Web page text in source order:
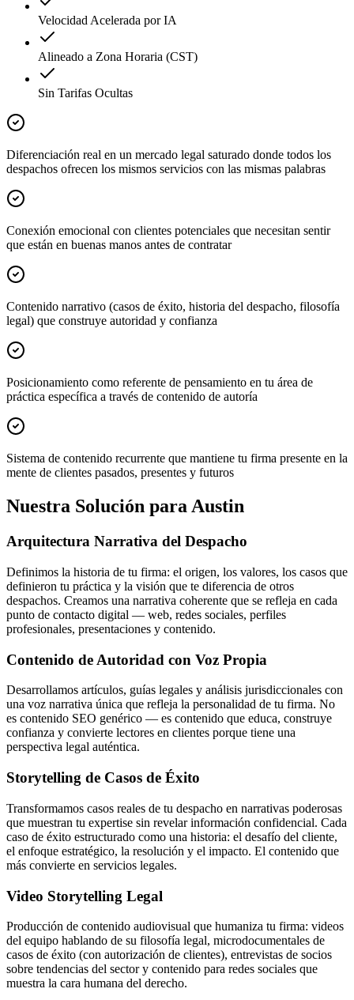
Velocidad Acelerada por IA
Alineado a Zona Horaria (CST)
Sin Tarifas Ocultas
Diferenciación real en un mercado legal saturado donde todos los
despachos ofrecen los mismos servicios con las mismas palabras
Conexión emocional con clientes potenciales que necesitan sentir
que están en buenas manos antes de contratar
Contenido narrativo (casos de éxito, historia del despacho, filosofía
legal) que construye autoridad y confianza
Posicionamiento como referente de pensamiento en tu área de
práctica específica a través de contenido de autoría
Sistema de contenido recurrente que mantiene tu firma presente en la
mente de clientes pasados, presentes y futuros
Nuestra Solución para Austin
Arquitectura Narrativa del Despacho
Definimos la historia de tu firma: el origen, los valores, los casos que
definieron tu práctica y la visión que te diferencia de otros
despachos. Creamos una narrativa coherente que se refleja en cada
punto de contacto digital — web, redes sociales, perfiles
profesionales, presentaciones y contenido.
Contenido de Autoridad con Voz Propia
Desarrollamos artículos, guías legales y análisis jurisdiccionales con
una voz narrativa única que refleja la personalidad de tu firma. No
es contenido SEO genérico — es contenido que educa, construye
confianza y convierte lectores en clientes porque tiene una
perspectiva legal auténtica.
Storytelling de Casos de Éxito
Transformamos casos reales de tu despacho en narrativas poderosas
que muestran tu expertise sin revelar información confidencial. Cada
caso de éxito estructurado como una historia: el desafío del cliente,
el enfoque estratégico, la resolución y el impacto. El contenido que
más convierte en servicios legales.
Video Storytelling Legal
Producción de contenido audiovisual que humaniza tu firma: videos
del equipo hablando de su filosofía legal, microdocumentales de
casos de éxito (con autorización de clientes), entrevistas de socios
sobre tendencias del sector y contenido para redes sociales que
muestra la cara humana del derecho.